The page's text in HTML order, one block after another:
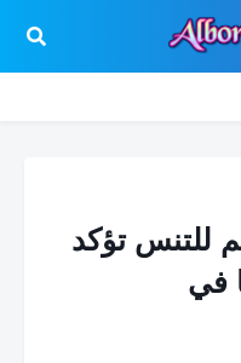
للتنس تؤكد
في